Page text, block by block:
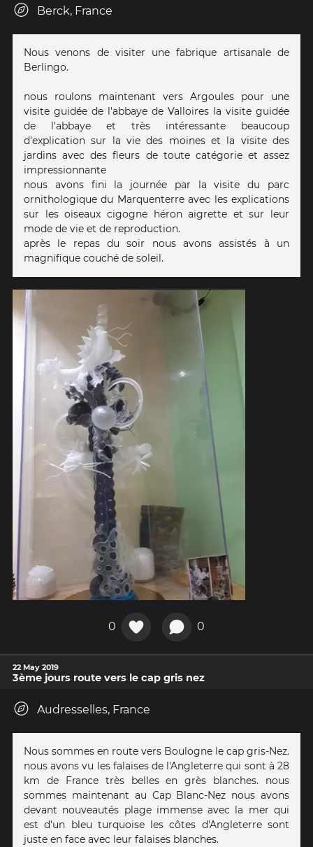
Berck, France
Nous venons de visiter une fabrique artisanale de
Berlingo.
nous roulons maintenant vers Argoules pour une
visite guidée de l'abbaye de Valloires la visite guidée
de l'abbaye et très intéressante beaucoup
d'explication sur la vie des moines et la visite des
jardins avec des fleurs de toute catégorie et assez
impressionnante
nous avons fini la journée par la visite du parc
ornithologique du Marquenterre avec les explications
sur les oiseaux cigogne héron aigrette et sur leur
mode de vie et de reproduction.
après le repas du soir nous avons assistés à un
magnifique couché de soleil.
0 0
22 May 2019
3ème jours route vers le cap gris nez
Audresselles, France
Nous sommes en route vers Boulogne le cap gris-Nez.
nous avons vu les falaises de l'Angleterre qui sont à 28
km de France très belles en grès blanches. nous
sommes maintenant au Cap Blanc-Nez nous avons
devant nouveautés plage immense avec la mer qui
est d'un bleu turquoise les côtes d'Angleterre sont
juste en face avec leur falaises blanches.